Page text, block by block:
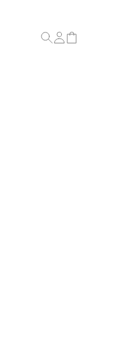
イ
ー